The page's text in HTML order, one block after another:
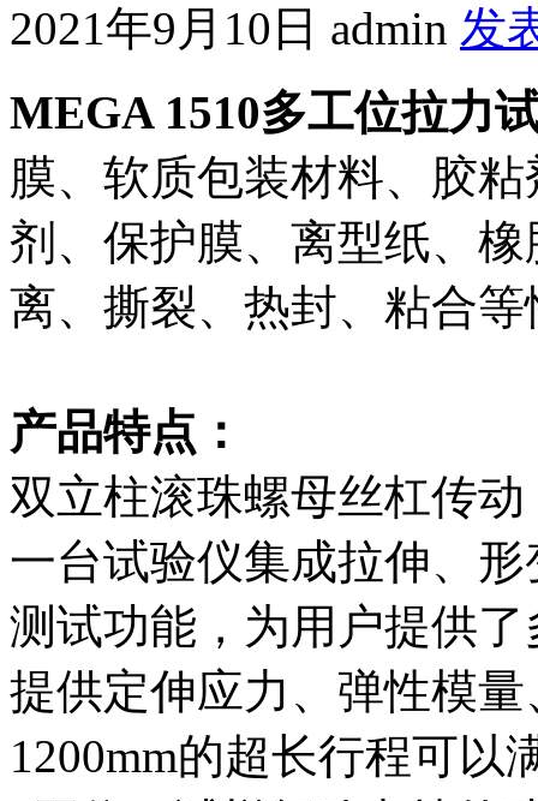
2021年9月10日 admin 发
MEGA 1510多工位拉力
膜、软质包装材料、胶
剂、保护膜、离型纸、
离、撕裂、热封、粘合
产品特点：
双立柱滚珠螺母丝杠传
一台试验仪集成拉伸、
测试功能，为用户提供
提供定伸应力、弹性模
1200mm的超长行程可以